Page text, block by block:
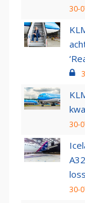
30-
30-
30-